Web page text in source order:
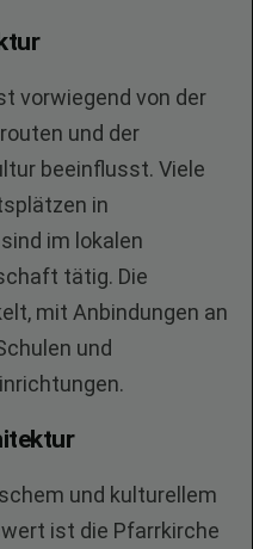
vorwiegend von der
und der
beeinflusst. Viele
in
im lokalen
tätig. Die
mit Anbindungen an
und
und kulturellem
ist die Pfarrkirche